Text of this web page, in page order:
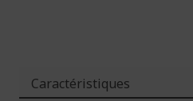
Caractéristiques